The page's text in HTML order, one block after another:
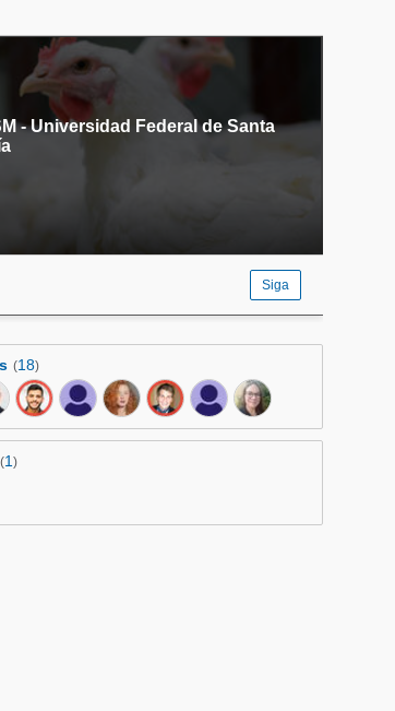
- Universidad Federal de Santa
Siga
(18)
(1)